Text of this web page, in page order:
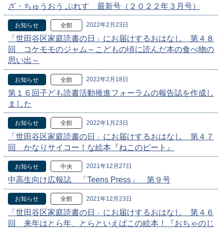
ざ・ちゅうおう ぷれす 最新号（２０２２年３月号）
お知らせ 全館 2022年2月23日
「世田谷区家庭読書の日」にお届けするおはなし 第４８
回 コケモモのジャム～こどもの頃に読んだ本の食べ物の
思い出～
お知らせ 全館 2022年2月18日
第１６回子ども読書活動推進フォーラムの報告誌を作成し
ました
お知らせ 全館 2022年1月23日
「世田谷区家庭読書の日」にお届けするおはなし 第４７
回 かなりサイコー！な絵本『ねこのピート』
お知らせ 中央 2021年12月27日
中高生向け広報誌 「Teens Press」 第９号
お知らせ 全館 2021年12月23日
「世田谷区家庭読書の日」にお届けするおはなし 第４６
回 来年はとら年、とらといえばこの絵本！『おちゃのじ